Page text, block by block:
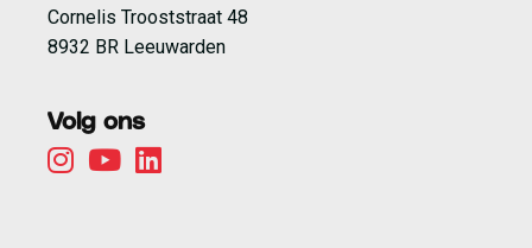
Cornelis Trooststraat 48
8932 BR Leeuwarden
Volg ons